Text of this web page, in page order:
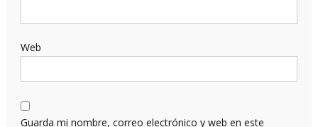
Web
Guarda mi nombre, correo electrónico y web en este